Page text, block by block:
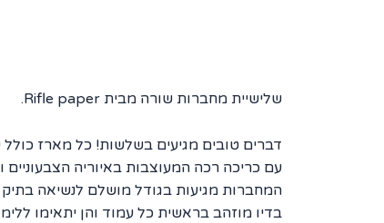
שלישיית מחברות שורה מבית Rifle paper.
דברים טובים מגיעים בשלשות! כל מארז
עם כריכה רכה המעוצבות באיוריה הצבעוניים
המחברות מגיעות בגודל מושלם לנשיאה בתיק והן מכילות 32 דפי שורות
בדיו מוזהב בראשית כל עמוד והן יתאימו